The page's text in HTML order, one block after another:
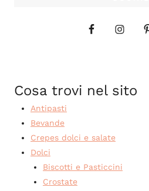
Cosa trovi nel sito
Antipasti
Bevande
Crepes dolci e salate
Dolci
Biscotti e Pasticcini
Crostate